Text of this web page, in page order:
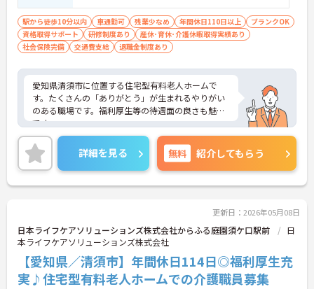
駅から徒歩10分以内 車通勤可 残業少なめ 年間休日110日以上
ブランクOK
資格取得サポート
研修制度あり
産休･育休･介護休暇取得実績あり
社会保険完備
交通費支給 退職金制度あり
愛知県清須市に位置する住宅型有料老人ホームで
す。たくさんの「ありがとう」が生まれるやりがい
のある職場です。福利厚生等の待遇面の良さも魅力
です。
ご興味をお持ちの方には詳細の情報や面接のポイン
トをお伝えしますのでお気軽にお問い合わせくださ
いませ。
詳細を見る 無料 紹介してもらう
更新日：2026年05月08日
日本ライフケアソリューションズ株式会社からふる庭園須ケ口駅前
日
本ライフケアソリューションズ株式会社
【愛知県／清須市】年間休日114日◎福利厚生充
実♪住宅型有料老人ホームでの介護職員募集